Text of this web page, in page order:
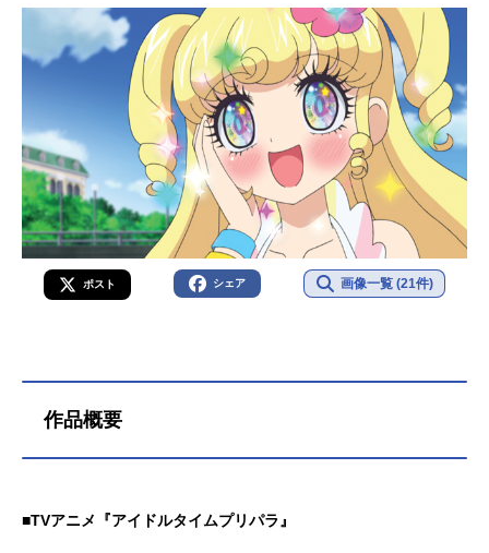
ポスト シェア 画像一覧 (21件)
作品概要
■TVアニメ『アイドルタイムプリパラ』